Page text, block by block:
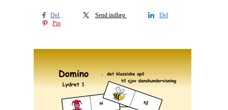
Del Send indlæg
Del
Pin